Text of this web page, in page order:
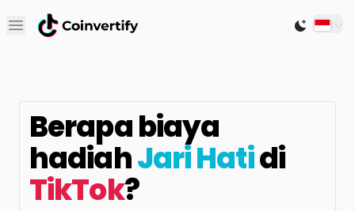
Open main menu Switch
Berapa biaya
hadiahJari Hatidi
TikTok?